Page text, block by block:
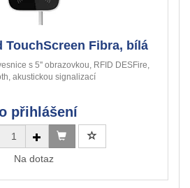
TouchScreen Fibra, bílá
s 5'' obrazovkou, RFID DESFire,
akustickou signalizací
přihlášení
Na dotaz